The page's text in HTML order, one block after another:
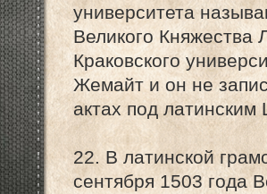
университета
Великого Княжества
Краковского
Жемайт и он не
актах под латинским
22. В латинской
сентября 1503 года